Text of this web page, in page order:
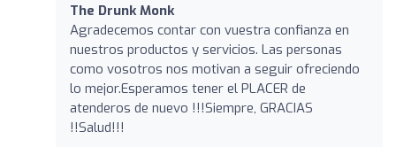
The Drunk Monk
Agradecemos contar con vuestra confianza en
nuestros productos y servicios. Las personas
como vosotros nos motivan a seguir ofreciendo
lo mejor.Esperamos tener el PLACER de
atenderos de nuevo !!!Siempre, GRACIAS
!!Salud!!!